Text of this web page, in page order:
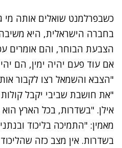
כשבפרלמנט שואלים אותה
בחברה הישראלית, היא
הצבעת הבוחר, והם אומרים
אם עוד פעם יהיה ימין, הם
"הצבא והשמאל רצו לקבור
"את חושבת שביבי יקבל
אילן. "בשדרות, בכל הארץ הוא
מאמין: "התמיכה בליכוד